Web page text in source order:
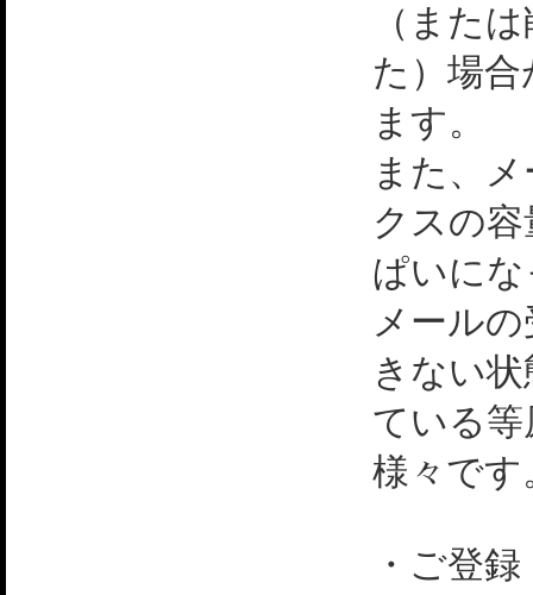
（また
た）場
ます。
また、
クスの
ぱいに
メール
きない
ている
様々です
・ご登